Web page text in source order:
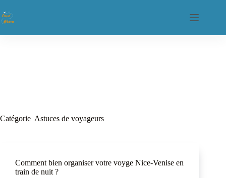
Catégorie Astuces de voyageurs
Comment bien organiser votre voyge Nice-Venise en
train de nuit ?